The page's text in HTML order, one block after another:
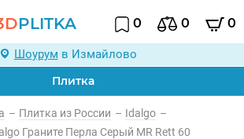
PLITKA 0 0 0
Шоурум в Измайлово
Плитка
– Плитка из России – Idalgo –
Граните Перла Серый MR Rett 60